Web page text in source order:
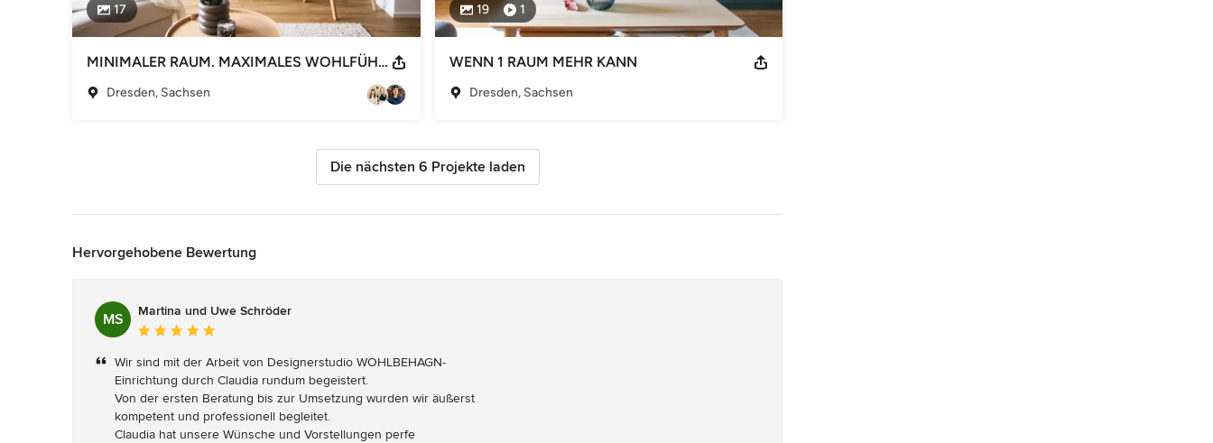
17
MINIMALER RAUM. MAXIMALES WOHLFÜHLEN.
Dresden, Sachsen
19 1
WENN 1 RAUM MEHR KANN
Dresden, Sachsen
Die nächsten 6 Projekte laden
Hervorgehobene Bewertung
MS
Martina und Uwe Schröder
Durchschnittliche
5
von
5
Sternen
Wir sind mit der Arbeit von Designerstudio WOHLBEHAGN-
Einrichtung durch Claudia rundum begeistert.
Von der ersten Beratung bis zur Umsetzung wurden wir äußerst
kompetent und professionell begleitet.
Claudia hat unsere Wünsche und Vorstellungen perfe